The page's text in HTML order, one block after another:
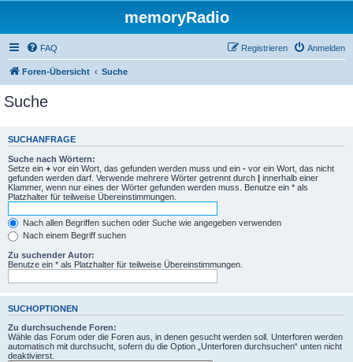
memoryRadio
FAQ Anmelden
Registrieren
Foren-Übersicht Suche
Suche
SUCHANFRAGE
Suche nach Wörtern:
Setze ein + vor ein Wort, das gefunden werden muss und ein - vor ein Wort, das nicht
gefunden werden darf. Verwende mehrere Wörter getrennt durch | innerhalb einer
Klammer, wenn nur eines der Wörter gefunden werden muss. Benutze ein * als
Platzhalter für teilweise Übereinstimmungen.
Nach allen Begriffen suchen oder Suche wie angegeben verwenden
Nach einem Begriff suchen
Zu suchender Autor:
Benutze ein * als Platzhalter für teilweise Übereinstimmungen.
SUCHOPTIONEN
Zu durchsuchende Foren:
Wähle das Forum oder die Foren aus, in denen gesucht werden soll. Unterforen werden
automatisch mit durchsucht, sofern du die Option „Unterforen durchsuchen“ unten nicht
deaktivierst.